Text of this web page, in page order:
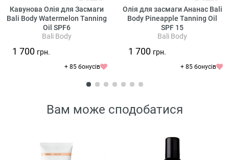
Кавунова Олія для Засмаги
Bali Body Watermelon Tanning
Oil SPF6
Bali Body
1 700 грн.
+ 85 бонусів
Олія для засмаги Ананас Bali
Body Pineapple Tanning Oil
SPF 15
Bali Body
1 700 грн.
+ 85 бонусів
Вам може сподобатися